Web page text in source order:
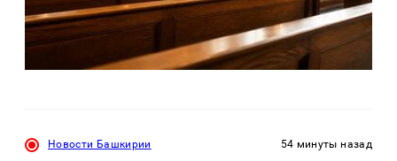
Новости Башкирии 54 минуты назад